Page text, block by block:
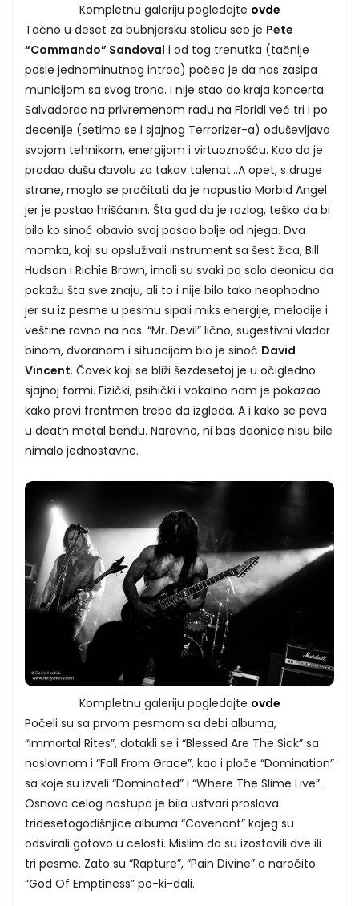
Kompletnu galeriju pogledajte ovde
Tačno u deset za bubnjarsku stolicu seo je Pete
“Commando” Sandoval i od tog trenutka (tačnije
posle jednominutnog introa) počeo je da nas zasipa
municijom sa svog trona. I nije stao do kraja koncerta.
Salvadorac na privremenom radu na Floridi već tri i po
decenije (setimo se i sjajnog Terrorizer-a) oduševljava
svojom tehnikom, energijom i virtuoznošću. Kao da je
prodao dušu đavolu za takav talenat…A opet, s druge
strane, moglo se pročitati da je napustio Morbid Angel
jer je postao hrišćanin. Šta god da je razlog, teško da bi
bilo ko sinoć obavio svoj posao bolje od njega. Dva
momka, koji su opsluživali instrument sa šest žica, Bill
Hudson i Richie Brown, imali su svaki po solo deonicu da
pokažu šta sve znaju, ali to i nije bilo tako neophodno
jer su iz pesme u pesmu sipali miks energije, melodije i
veštine ravno na nas. “Mr. Devil” lično, sugestivni vladar
binom, dvoranom i situacijom bio je sinoć David
Vincent. Čovek koji se bliži šezdesetoj je u očigledno
sjajnoj formi. Fizički, psihički i vokalno nam je pokazao
kako pravi frontmen treba da izgleda. A i kako se peva
u death metal bendu. Naravno, ni bas deonice nisu bile
nimalo jednostavne.
Kompletnu galeriju pogledajte ovde
Počeli su sa prvom pesmom sa debi albuma,
“Immortal Rites”, dotakli se i “Blessed Are The Sick” sa
naslovnom i “Fall From Grace”, kao i ploče “Domination”
sa koje su izveli “Dominated” i “Where The Slime Live”.
Osnova celog nastupa je bila ustvari proslava
tridesetogodišnjice albuma “Covenant” kojeg su
odsvirali gotovo u celosti. Mislim da su izostavili dve ili
tri pesme. Zato su “Rapture”, “Pain Divine” a naročito
“God Of Emptiness” po-ki-dali.